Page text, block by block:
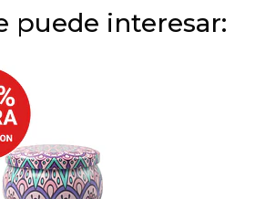
puede interesar: